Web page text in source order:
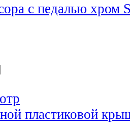
с педалью